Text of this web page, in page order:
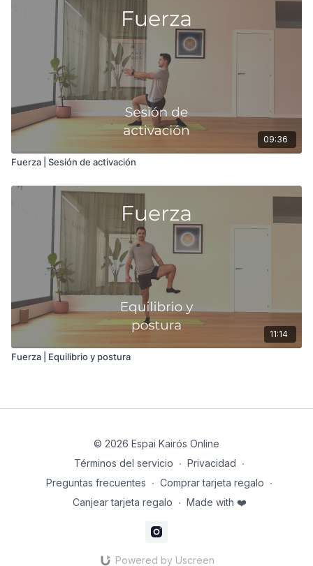
09:36
Fuerza | Sesión de activación
11:14
Fuerza | Equilibrio y postura
© 2026 Espai Kairós Online
Términos del servicio ∙ Privacidad ∙
Preguntas frecuentes ∙ Comprar tarjeta regalo ∙
Canjear tarjeta regalo ∙ Made with ❤️
Powered by Uscreen